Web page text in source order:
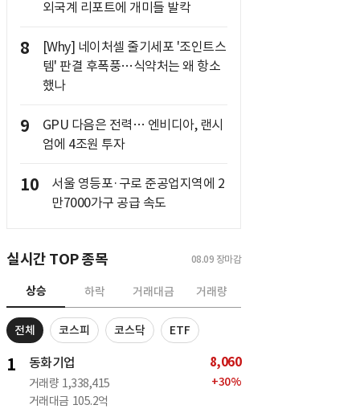
외국계 리포트에 개미들 발칵
8
[Why] 네이처셀 줄기세포 '조인트스
템' 판결 후폭풍…식약처는 왜 항소
했나
9
GPU 다음은 전력… 엔비디아, 랜시
엄에 4조원 투자
10
서울 영등포·구로 준공업지역에 2
만7000가구 공급 속도
실시간 TOP 종목 08.09 장마감
상승 하락 거래대금 거래량
전체 코스피 코스닥 ETF
1 동화기업
거래량 1,338,415
거래대금 105.2억
8,060
+30%